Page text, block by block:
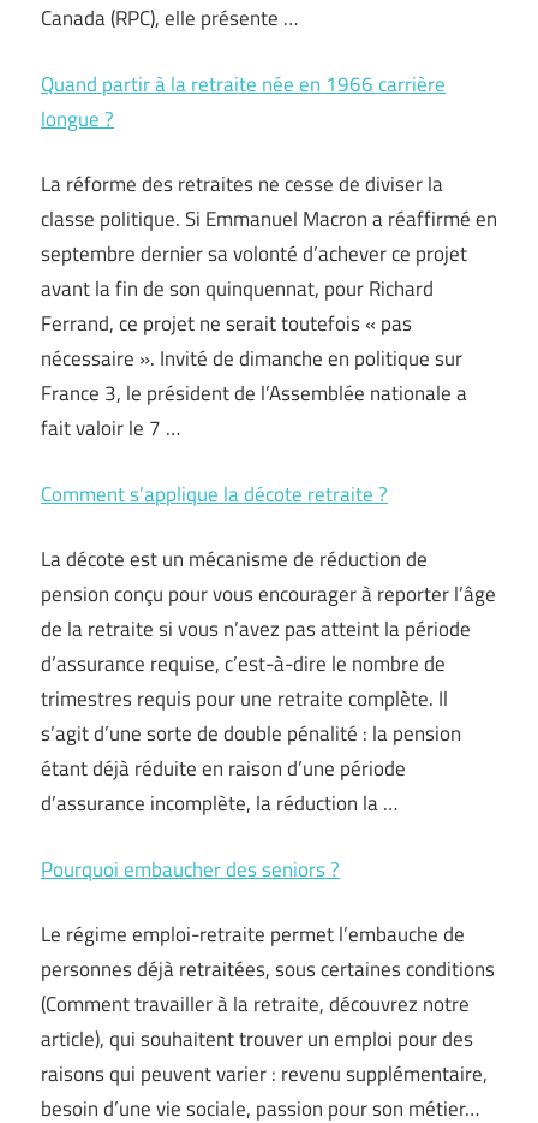
Canada (RPC), elle présente …
Quand partir à la retraite née en 1966 carrière
longue ?
La réforme des retraites ne cesse de diviser la
classe politique. Si Emmanuel Macron a réaffirmé en
septembre dernier sa volonté d’achever ce projet
avant la fin de son quinquennat, pour Richard
Ferrand, ce projet ne serait toutefois « pas
nécessaire ». Invité de dimanche en politique sur
France 3, le président de l’Assemblée nationale a
fait valoir le 7 …
Comment s’applique la décote retraite ?
La décote est un mécanisme de réduction de
pension conçu pour vous encourager à reporter l’âge
de la retraite si vous n’avez pas atteint la période
d’assurance requise, c’est-à-dire le nombre de
trimestres requis pour une retraite complète. Il
s’agit d’une sorte de double pénalité : la pension
étant déjà réduite en raison d’une période
d’assurance incomplète, la réduction la …
Pourquoi embaucher des seniors ?
Le régime emploi-retraite permet l’embauche de
personnes déjà retraitées, sous certaines conditions
(Comment travailler à la retraite, découvrez notre
article), qui souhaitent trouver un emploi pour des
raisons qui peuvent varier : revenu supplémentaire,
besoin d’une vie sociale, passion pour son métier…